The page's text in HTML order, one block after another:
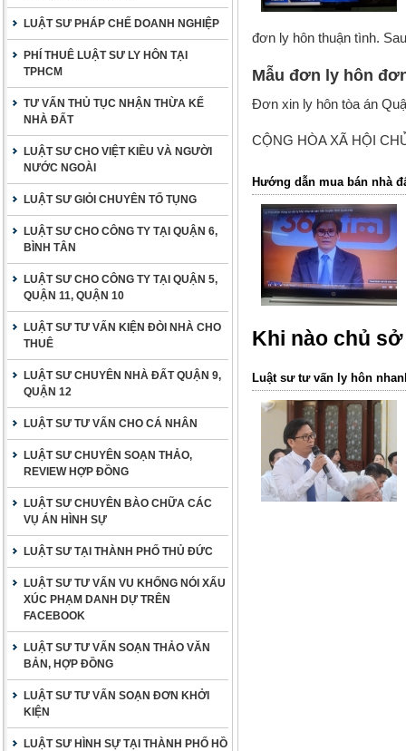
LUẬT SƯ PHÁP CHẾ DOANH NGHIỆP
PHÍ THUÊ LUẬT SƯ LY HÔN TẠI
TPHCM
TƯ VẤN THỦ TỤC NHẬN THỪA KẾ
NHÀ ĐẤT
LUẬT SƯ CHO VIỆT KIỀU VÀ NGƯỜI
NƯỚC NGOÀI
LUẬT SƯ GIỎI CHUYÊN TỐ TỤNG
LUẬT SƯ CHO CÔNG TY TẠI QUẬN 6,
BÌNH TÂN
LUẬT SƯ CHO CÔNG TY TẠI QUẬN 5,
QUẬN 11, QUẬN 10
LUẬT SƯ TƯ VẤN KIỆN ĐÒI NHÀ CHO
THUÊ
LUẬT SƯ CHUYÊN NHÀ ĐẤT QUẬN 9,
QUẬN 12
LUẬT SƯ TƯ VẤN CHO CÁ NHÂN
LUẬT SƯ CHUYÊN SOẠN THẢO,
REVIEW HỢP ĐỒNG
LUẬT SƯ CHUYÊN BÀO CHỮA CÁC
VỤ ÁN HÌNH SỰ
LUẬT SƯ TẠI THÀNH PHỐ THỦ ĐỨC
LUẬT SƯ TƯ VẤN VU KHỐNG NÓI XẤU
XÚC PHẠM DANH DỰ TRÊN
FACEBOOK
LUẬT SƯ TƯ VẤN SOẠN THẢO VĂN
BẢN, HỢP ĐỒNG
LUẬT SƯ TƯ VẤN SOẠN ĐƠN KHỞI
KIỆN
LUẬT SƯ HÌNH SỰ TẠI THÀNH PHỐ HỒ
đơn ly hôn thuận tình.
Mẫu đơn ly hôn
Đơn xin ly hôn tòa án
CỘNG HÒA XÃ HỘI
Hướng dẫn mua bán nhà
Khi nào chủ
Luật sư tư vấn ly hôn